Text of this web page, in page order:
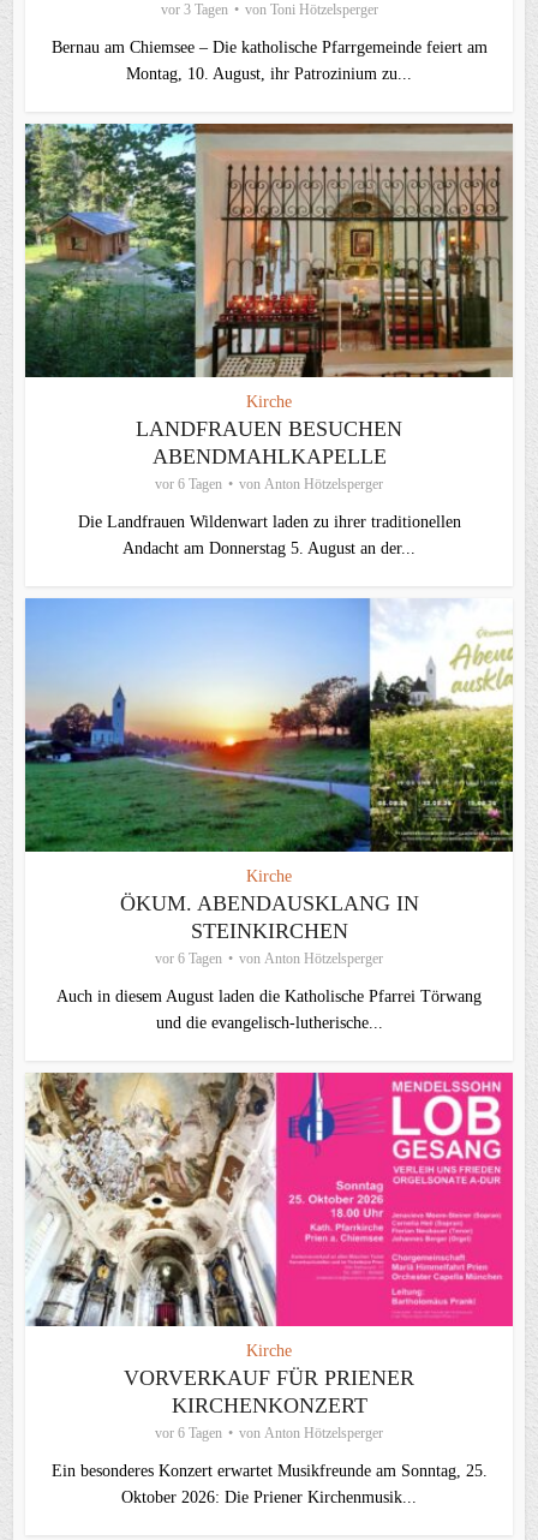
vor 3 Tagen von Toni Hötzelsperger
Bernau am Chiemsee – Die katholische Pfarrgemeinde feiert am
Montag, 10. August, ihr Patrozinium zu...
Kirche
LANDFRAUEN BESUCHEN
ABENDMAHLKAPELLE
vor 6 Tagen von Anton Hötzelsperger
Die Landfrauen Wildenwart laden zu ihrer traditionellen
Andacht am Donnerstag 5. August an der...
Kirche
ÖKUM. ABENDAUSKLANG IN
STEINKIRCHEN
vor 6 Tagen von Anton Hötzelsperger
Auch in diesem August laden die Katholische Pfarrei Törwang
und die evangelisch‑lutherische...
Kirche
VORVERKAUF FÜR PRIENER
KIRCHENKONZERT
vor 6 Tagen von Anton Hötzelsperger
Ein besonderes Konzert erwartet Musikfreunde am Sonntag, 25.
Oktober 2026: Die Priener Kirchenmusik...